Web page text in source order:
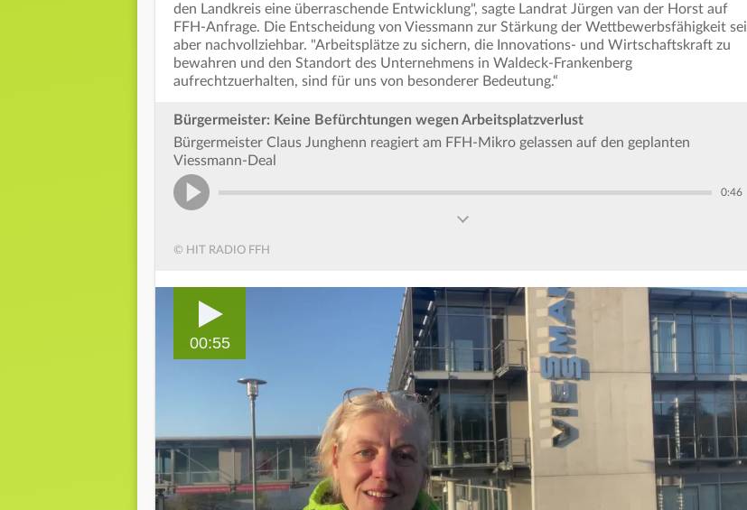
den Landkreis eine überraschende Entwicklung", sagte Landrat Jürgen van der Horst auf
FFH-Anfrage. Die Entscheidung von Viessmann zur Stärkung der Wettbewerbsfähigkeit sei
aber nachvollziehbar. "Arbeitsplätze zu sichern, die Innovations- und Wirtschaftskraft zu
bewahren und den Standort des Unternehmens in Waldeck-Frankenberg
aufrechtzuerhalten, sind für uns von besonderer Bedeutung.“
Bürgermeister: Keine Befürchtungen wegen Arbeitsplatzverlust
Bürgermeister Claus Junghenn reagiert am FFH-Mikro gelassen auf den geplanten
Viessmann-Deal
0:46
© HIT RADIO FFH
00:55